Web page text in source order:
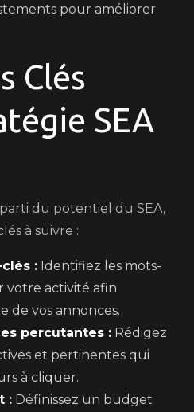
pour améliorer
Clés
SEA
du potentiel du SEA,
à suivre :
: Identifiez les mots-
votre activité afin
de vos annonces.
percutantes : Rédigez
et pertinentes qui
à cliquer.
: Définissez un budget